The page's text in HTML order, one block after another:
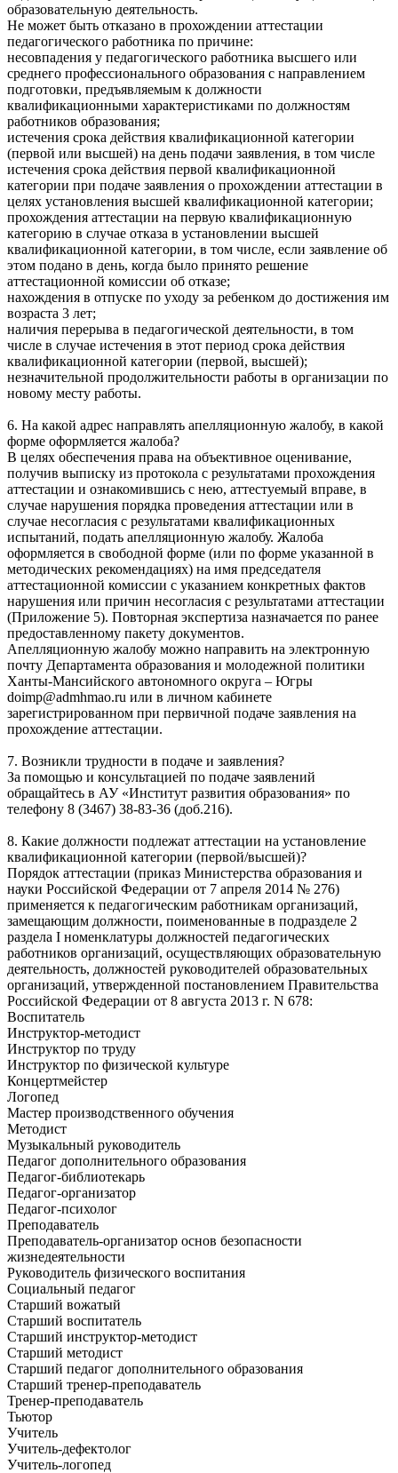
образовательную деятельность.
Не может быть отказано в прохождении аттестации
педагогического работника по причине:
несовпадения у педагогического работника высшего или
среднего профессионального образования с направлением
подготовки, предъявляемым к должности
квалификационными характеристиками по должностям
работников образования;
истечения срока действия квалификационной категории
(первой или высшей) на день подачи заявления, в том числе
истечения срока действия первой квалификационной
категории при подаче заявления о прохождении аттестации в
целях установления высшей квалификационной категории;
прохождения аттестации на первую квалификационную
категорию в случае отказа в установлении высшей
квалификационной категории, в том числе, если заявление об
этом подано в день, когда было принято решение
аттестационной комиссии об отказе;
нахождения в отпуске по уходу за ребенком до достижения им
возраста 3 лет;
наличия перерыва в педагогической деятельности, в том
числе в случае истечения в этот период срока действия
квалификационной категории (первой, высшей);
незначительной продолжительности работы в организации по
новому месту работы.
6. На какой адрес направлять апелляционную жалобу, в какой
форме оформляется жалоба?
В целях обеспечения права на объективное оценивание,
получив выписку из протокола с результатами прохождения
аттестации и ознакомившись с нею, аттестуемый вправе, в
случае нарушения порядка проведения аттестации или в
случае несогласия с результатами квалификационных
испытаний, подать апелляционную жалобу. Жалоба
оформляется в свободной форме (или по форме указанной в
методических рекомендациях) на имя председателя
аттестационной комиссии с указанием конкретных фактов
нарушения или причин несогласия с результатами аттестации
(Приложение 5). Повторная экспертиза назначается по ранее
предоставленному пакету документов.
Апелляционную жалобу можно направить на электронную
почту Департамента образования и молодежной политики
Ханты-Мансийского автономного округа – Югры
doimp@admhmao.ru или в личном кабинете
зарегистрированном при первичной подаче заявления на
прохождение аттестации.
7. Возникли трудности в подаче и заявления?
За помощью и консультацией по подаче заявлений
обращайтесь в АУ «Институт развития образования» по
телефону 8 (3467) 38-83-36 (доб.216).
8. Какие должности подлежат аттестации на установление
квалификационной категории (первой/высшей)?
Порядок аттестации (приказ Министерства образования и
науки Российской Федерации от 7 апреля 2014 № 276)
применяется к педагогическим работникам организаций,
замещающим должности, поименованные в подразделе 2
раздела I номенклатуры должностей педагогических
работников организаций, осуществляющих образовательную
деятельность, должностей руководителей образовательных
организаций, утвержденной постановлением Правительства
Российской Федерации от 8 августа 2013 г. N 678:
Воспитатель
Инструктор-методист
Инструктор по труду
Инструктор по физической культуре
Концертмейстер
Логопед
Мастер производственного обучения
Методист
Музыкальный руководитель
Педагог дополнительного образования
Педагог-библиотекарь
Педагог-организатор
Педагог-психолог
Преподаватель
Преподаватель-организатор основ безопасности
жизнедеятельности
Руководитель физического воспитания
Социальный педагог
Старший вожатый
Старший воспитатель
Старший инструктор-методист
Старший методист
Старший педагог дополнительного образования
Старший тренер-преподаватель
Тренер-преподаватель
Тьютор
Учитель
Учитель-дефектолог
Учитель-логопед